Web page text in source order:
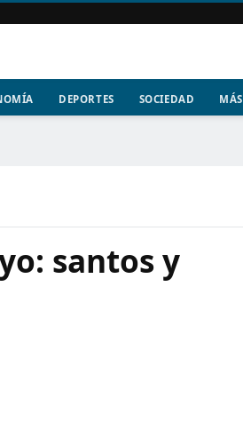
DEPORTES SOCIEDAD MÁS
santos y